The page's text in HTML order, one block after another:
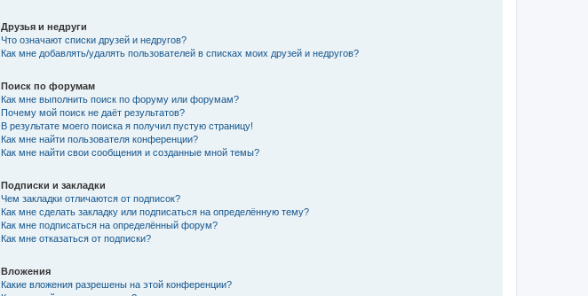
Друзья и недруги
Что означают списки друзей и недругов?
Как мне добавлять/удалять пользователей в списках моих друзей и недругов?
Поиск по форумам
Как мне выполнить поиск по форуму или форумам?
Почему мой поиск не даёт результатов?
В результате моего поиска я получил пустую страницу!
Как мне найти пользователя конференции?
Как мне найти свои сообщения и созданные мной темы?
Подписки и закладки
Чем закладки отличаются от подписок?
Как мне сделать закладку или подписаться на определённую тему?
Как мне подписаться на определённый форум?
Как мне отказаться от подписки?
Вложения
Какие вложения разрешены на этой конференции?